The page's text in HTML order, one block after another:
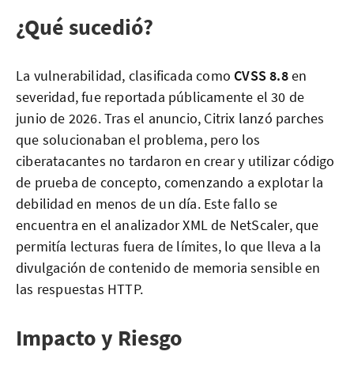
¿Qué sucedió?
La vulnerabilidad, clasificada como CVSS 8.8en
severidad, fue reportada públicamente el 30 de
junio de 2026. Tras el anuncio, Citrix lanzó parches
que solucionaban el problema, pero los
ciberatacantes no tardaron en crear y utilizar código
de prueba de concepto, comenzando a explotar la
debilidad en menos de un día. Este fallo se
encuentra en el analizador XML de NetScaler, que
permitía lecturas fuera de límites, lo que lleva a la
divulgación de contenido de memoria sensible en
las respuestas HTTP.
Impacto y Riesgo